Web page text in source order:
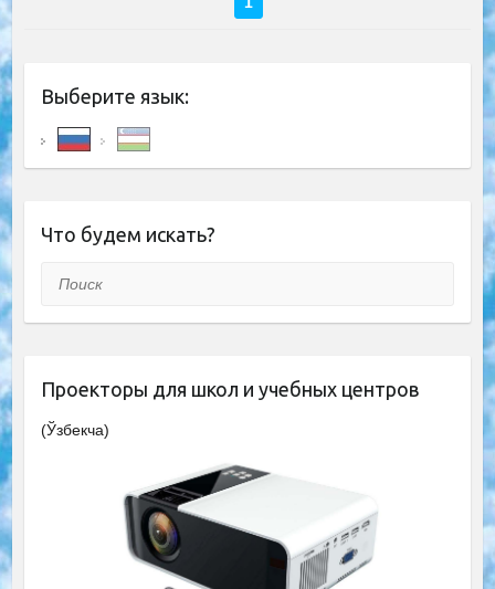
Выберите язык:
Что будем искать?
Поиск
Проекторы для школ и учебных центров
(Ўзбекча)